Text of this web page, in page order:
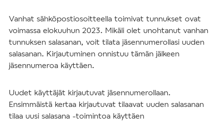
Vanhat sähköpostiosoitteella toimivat tunnukset ovat
voimassa elokuuhun 2023. Mikäli olet unohtanut vanhan
tunnuksen salasanan, voit tilata jäsennumerollasi uuden
salasanan. Kirjautuminen onnistuu tämän jälkeen
jäsennumeroa käyttäen.
Uudet käyttäjät kirjautuvat jäsennumerollaan.
Ensimmäistä kertaa kirjautuvat tilaavat uuden salasanan
tilaa uusi salasana -toimintoa käyttäen